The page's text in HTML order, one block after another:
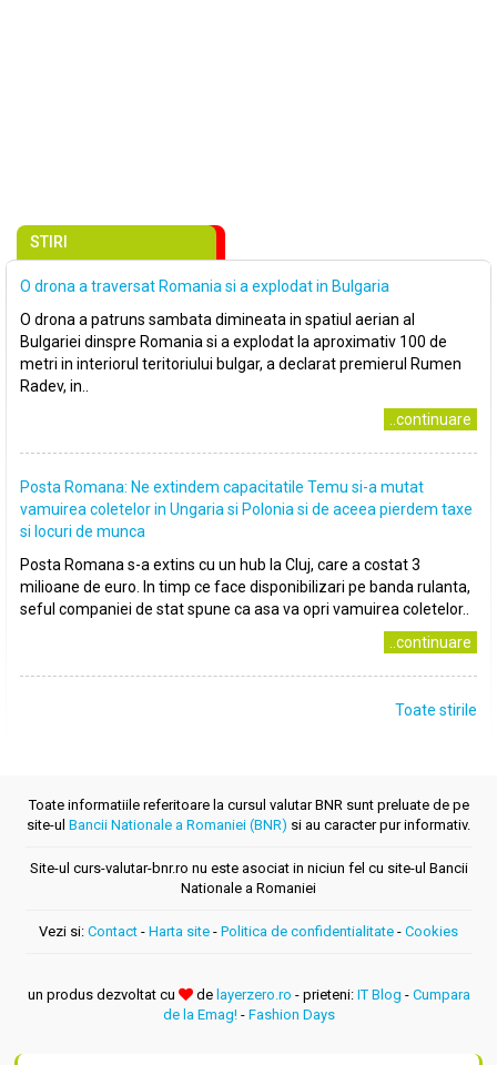
STIRI
O drona a traversat Romania si a explodat in Bulgaria
O drona a patruns sambata dimineata in spatiul aerian al
Bulgariei dinspre Romania si a explodat la aproximativ 100 de
metri in interiorul teritoriului bulgar, a declarat premierul Rumen
Radev, in..
..continuare
Posta Romana: Ne extindem capacitatile Temu si-a mutat
vamuirea coletelor in Ungaria si Polonia si de aceea pierdem taxe
si locuri de munca
Posta Romana s-a extins cu un hub la Cluj, care a costat 3
milioane de euro. In timp ce face disponibilizari pe banda rulanta,
seful companiei de stat spune ca asa va opri vamuirea coletelor..
..continuare
Toate stirile
Toate informatiile referitoare la cursul valutar BNR sunt preluate de pe
site-ul Bancii Nationale a Romaniei (BNR) si au caracter pur informativ.
Site-ul curs-valutar-bnr.ro nu este asociat in niciun fel cu site-ul Bancii
Nationale a Romaniei
Vezi si: Contact - Harta site - Politica de confidentialitate - Cookies
un produs dezvoltat cu de layerzero.ro - prieteni: IT Blog - Cumpara
de la Emag!- Fashion Days